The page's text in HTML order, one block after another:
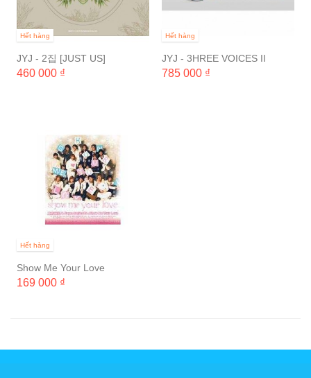
Hết hàng
JYJ - 2집 [JUST US]
460 000 ₫
Hết hàng
JYJ - 3HREE VOICES II
PHOTO STORY DVD
785 000 ₫
Hết hàng
Show Me Your Love
169 000 ₫